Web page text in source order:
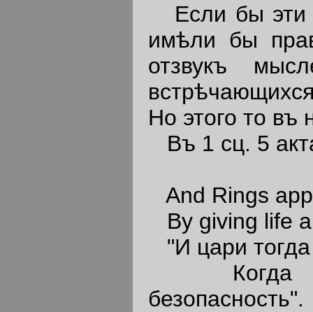
Если бы эти
имѣли бы
отзвукъ
Но этого то въ
Въ 1 сц. 5
And Rings
By giving life
"И цари тогда
Когда
безопасность".